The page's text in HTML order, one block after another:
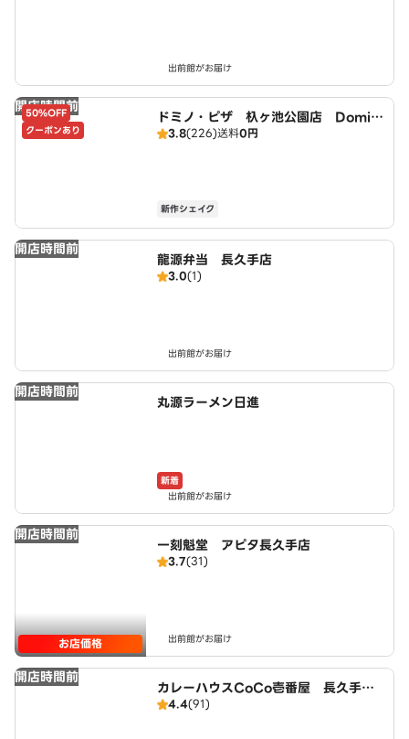
出前館がお届け
開店時間前
50%OFF
クーポンあり
ドミノ・ピザ 杁ヶ池公園店 Domin
o's3.8(226)送料0円
新作シェイク
開店時間前
龍源弁当 長久手店
3.0(1)
出前館がお届け
開店時間前
丸源ラーメン日進
新着
出前館がお届け
開店時間前
お店価格
一刻魁堂 アピタ長久手店
3.7(31)
出前館がお届け
開店時間前
カレーハウスCoCo壱番屋 長久手店
（SD）
4.4(91)